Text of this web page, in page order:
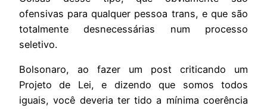
ofensivas para qualquer pessoa trans, e que são
totalmente desnecessárias num processo
seletivo.
Bolsonaro, ao fazer um post criticando um
Projeto de Lei, e dizendo que somos todos
iguais, você deveria ter tido a mínima coerência